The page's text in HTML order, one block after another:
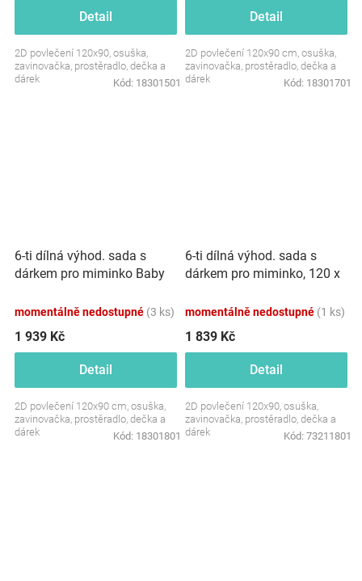
Detail
2D povlečení 120x90, osuška,
zavinovačka, prostěradlo, dečka a
dárek
Kód: 18301501
Detail
2D povlečení 120x90 cm, osuška,
zavinovačka, prostěradlo, dečka a
dárek
Kód: 18301701
6-ti dílná výhod. sada s
dárkem pro miminko Baby
růžová/bílá
momentálně nedostupné (3 ks)
1 939 Kč
Detail
2D povlečení 120x90 cm, osuška,
zavinovačka, prostěradlo, dečka a
dárek
Kód: 18301801
6-ti dílná výhod. sada s
dárkem pro miminko, 120 x
mátová/cappucci
momentálně nedostupné (1 ks)
1 839 Kč
Detail
2D povlečení 120x90, osuška,
zavinovačka, prostěradlo, dečka a
dárek
Kód: 73211801